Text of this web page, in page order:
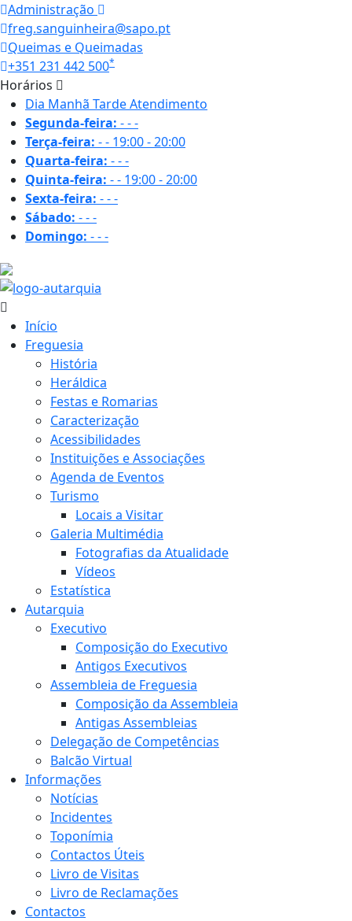
Administração
freg.sanguinheira@sapo.pt
Queimas e Queimadas
+351 231 442 500*
Horários
Dia Manhã TardeAtendimento
Segunda-feira: ---
Terça-feira: -- 19:00 - 20:00
Quarta-feira: ---
Quinta-feira: -- 19:00 - 20:00
Sexta-feira: ---
Sábado: ---
Domingo: ---
Início
Freguesia
História
Heráldica
Festas e Romarias
Caracterização
Acessibilidades
Instituições e Associações
Agenda de Eventos
Turismo
Locais a Visitar
Galeria Multimédia
Fotografias da Atualidade
Vídeos
Estatística
Autarquia
Executivo
Composição do Executivo
Antigos Executivos
Assembleia de Freguesia
Composição da Assembleia
Antigas Assembleias
Delegação de Competências
Balcão Virtual
Informações
Notícias
Incidentes
Toponímia
Contactos Úteis
Livro de Visitas
Livro de Reclamações
Contactos